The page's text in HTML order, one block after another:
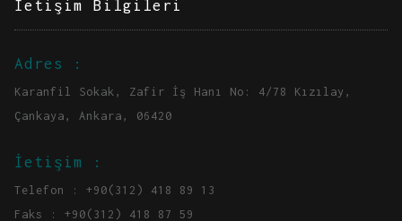
İetişim Bilgileri
Adres :
Karanfil Sokak, Zafir İş Hanı No: 4/78 Kızılay,
Çankaya, Ankara, 06420
İetişim :
Telefon : +90(312) 418 89 13
Faks : +90(312) 418 87 59